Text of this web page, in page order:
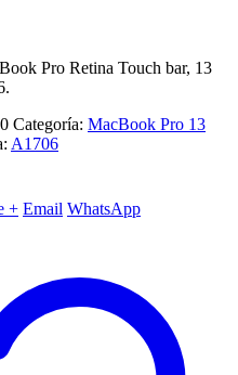
Pro Retina Touch bar, 13
Categoría: MacBook Pro 13
A1706
+ Email WhatsApp